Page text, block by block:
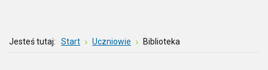
Jesteś tutaj: Start Uczniowie Biblioteka